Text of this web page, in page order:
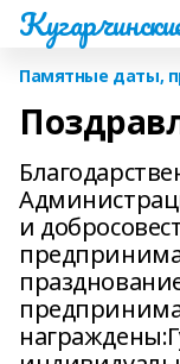
Памятные даты,
и